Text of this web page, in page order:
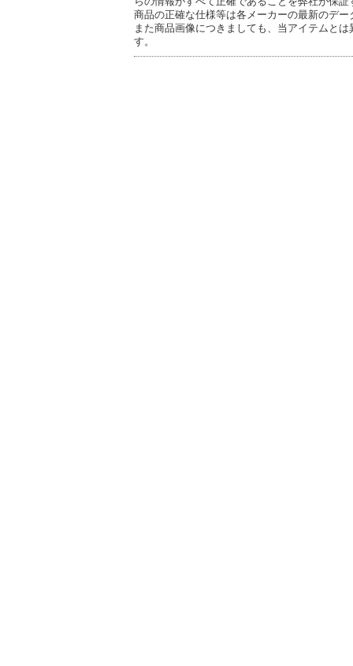
商品の正確な仕様等は各メーカーの最新のデ
また商品画像につきましても、当アイテムと
す。